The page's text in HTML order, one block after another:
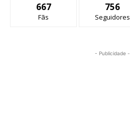
667
Fãs
756
Seguidores
- Publicidade -